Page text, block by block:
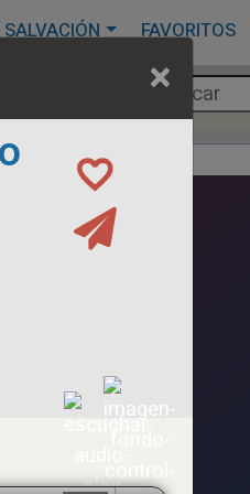
FAVORITOS
×